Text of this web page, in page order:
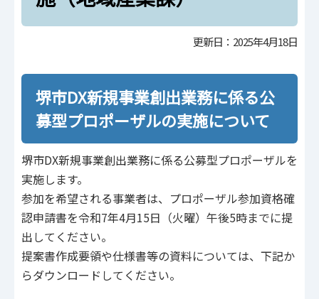
更新日：2025年4月18日
堺市DX新規事業創出業務に係る公
募型プロポーザルの実施について
堺市DX新規事業創出業務に係る公募型プロポーザルを
実施します。
参加を希望される事業者は、プロポーザル参加資格確
認申請書を令和7年4月15日（火曜）午後5時までに提
出してください。
提案書作成要領や仕様書等の資料については、下記か
らダウンロードしてください。